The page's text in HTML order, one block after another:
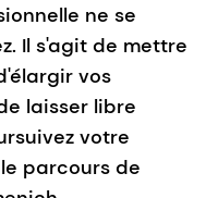
ne se
Il s'agit de mettre
vos
laisser libre
votre
parcours de